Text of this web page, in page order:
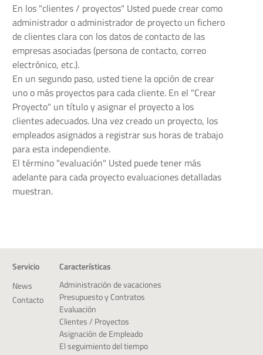
En los "clientes / proyectos" Usted puede crear como
administrador o administrador de proyecto un fichero
de clientes clara con los datos de contacto de las
empresas asociadas (persona de contacto, correo
electrónico, etc.).
En un segundo paso, usted tiene la opción de crear
uno o más proyectos para cada cliente. En el "Crear
Proyecto" un título y asignar el proyecto a los
clientes adecuados. Una vez creado un proyecto, los
empleados asignados a registrar sus horas de trabajo
para esta independiente.
El término "evaluación" Usted puede tener más
adelante para cada proyecto evaluaciones detalladas
muestran.
Servicio
News
Contacto
Características
Administración de vacaciones
Presupuesto y Contratos
Evaluación
Clientes / Proyectos
Asignación de Empleado
El seguimiento del tiempo